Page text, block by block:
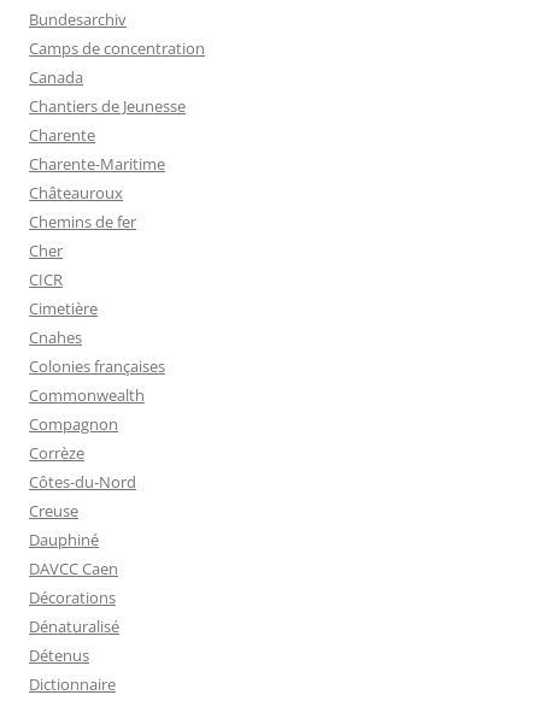
Bundesarchiv
Camps de concentration
Canada
Chantiers de Jeunesse
Charente
Charente-Maritime
Châteauroux
Chemins de fer
Cher
CICR
Cimetière
Cnahes
Colonies françaises
Commonwealth
Compagnon
Corrèze
Côtes-du-Nord
Creuse
Dauphiné
DAVCC Caen
Décorations
Dénaturalisé
Détenus
Dictionnaire